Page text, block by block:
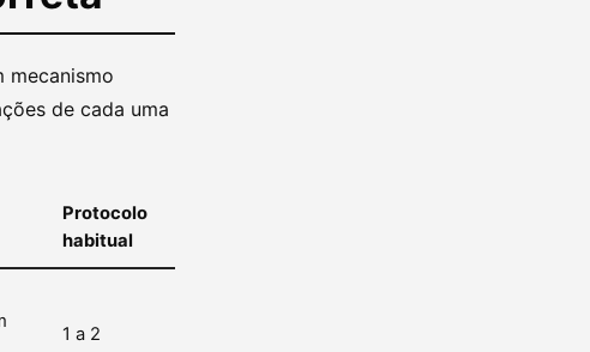
mecanismo
de cada uma
Protocolo
habitual
1 a 2